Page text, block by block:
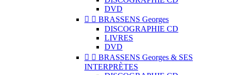
DVD
  BRASSENS Georges
DISCOGRAPHIE CD
LIVRES
DVD
  BRASSENS Georges & SES
INTERPRÈTES